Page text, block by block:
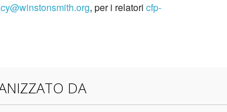
, per i relatori cfp-
DA